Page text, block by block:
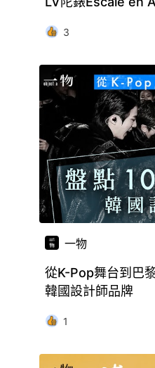
3
一物
從K-Pop舞台到巴
韓國設計師品牌
1